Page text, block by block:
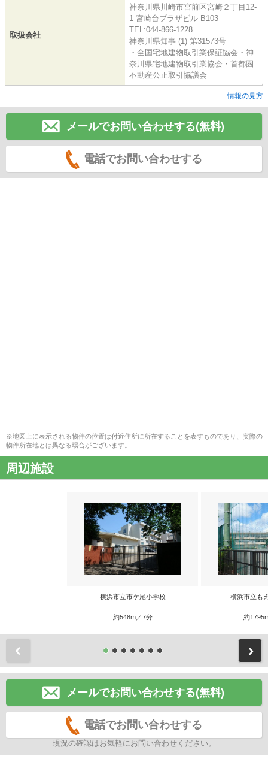
取扱会社
神奈川県川崎市宮前区宮崎２丁目12-
1 宮崎台プラザビル B103
TEL:044-866-1228
神奈川県知事 (1) 第31573号
・全国宅地建物取引業保証協会・神
奈川県宅地建物取引業協会・首都圏
不動産公正取引協議会
情報の見方
メールでお問い合わせする(無料)
電話でお問い合わせする
※地図上に表示される物件の位置は付近住所に所在することを表すものであり、実際の
物件所在地とは異なる場合がございます。
周辺施設
横浜市立市ケ尾小学校
約548m／7分
横浜市立も
約
メールでお問い合わせする(無料)
電話でお問い合わせする
現況の確認はお気軽にお問い合わせください。